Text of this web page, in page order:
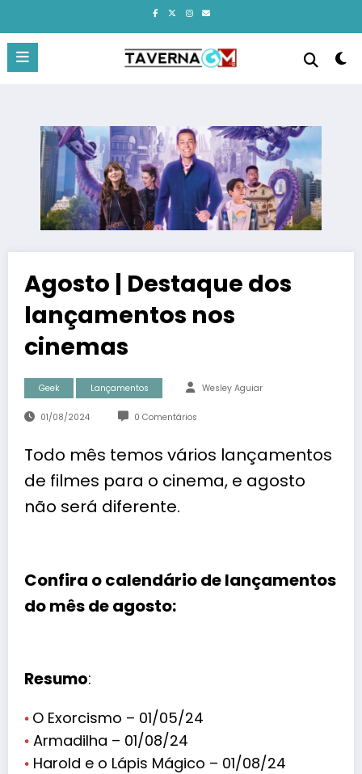
o
conteúdo
Agosto | Destaque dos
lançamentos nos
cinemas
Geek Lançamentos Wesley Aguiar
01/08/2024 0 Comentários
Todo mês temos vários lançamentos
de filmes para o cinema, e agosto
não será diferente.
Confira o calendário de lançamentos
do mês de agosto:
Resumo:
◦ O Exorcismo – 01/05/24
◦ Armadilha – 01/08/24
◦ Harold e o Lápis Mágico – 01/08/24